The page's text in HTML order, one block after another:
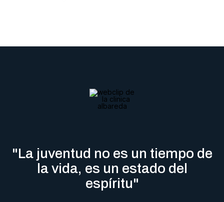
"La juventud no es un tiempo de
la vida, es un estado del
espíritu"